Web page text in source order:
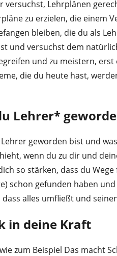
versuchst, Lehrplänen
zu erzielen, die einem
bleiben, die du als
und versuchst dem
und zu meistern,
die du heute hast,
Lehrer*
geworden bist und
wenn du zu dir und
so stärken, dass du
schon gefunden haben
alles umfließt und
in deine Kraft
zum Beispiel Das macht